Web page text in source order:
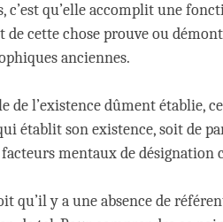
c’est qu’elle accomplit une
de cette chose prouve ou
anciennes.
de l’existence dûment établie,
établit son existence, soit de
mentaux de désignation
qu’il y a une absence de